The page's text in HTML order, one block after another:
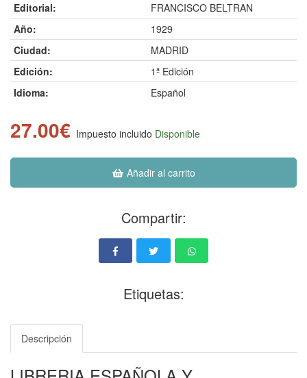
Editorial:
FRANCISCO BELTRAN
Año:
1929
Ciudad:
MADRID
Edición:
1ª Edición
Idioma:
Español
27.00€ Impuesto incluido Disponible
Añadir al carrito
Compartir:
Etiquetas:
Descripción